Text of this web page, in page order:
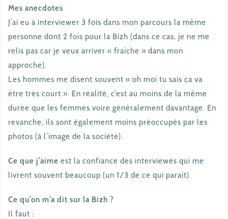
Mes anecdotes
J’ai eu à interviewer 3 fois dans mon parcours la même
personne dont 2 fois pour la Bizh (dans ce cas, je ne me
relis pas car je veux arriver « fraîche » dans mon
approche).
Les hommes me disent souvent « oh moi tu sais ça va
être très court ». En réalité, c’est au moins de la même
durée que les femmes voire généralement davantage. En
revanche, ils sont également moins préoccupés par les
photos (à l’image de la société).
Ce que j’aime est la confiance des interviewés qui me
livrent souvent beaucoup (un 1/3 de ce qui paraît).
Ce qu’on m’a dit sur la Bizh ?
Il faut :